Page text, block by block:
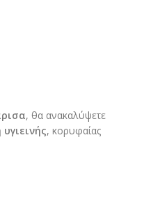
, θα ανακαλύψετε
υγιεινής, κορυφαίας